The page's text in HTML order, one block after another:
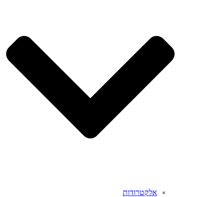
אלקטרודות